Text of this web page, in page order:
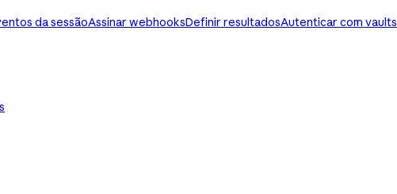
da sessãoAssinar webhooksDefinir resultadosAutenticar com vaults